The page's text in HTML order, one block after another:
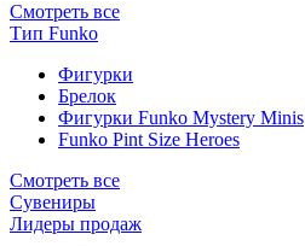
Смотреть все
Тип Funko
Фигурки
Брелок
Фигурки Funko Mystery Minis
Funko Pint Size Heroes
Смотреть все
Сувениры
Лидеры продаж